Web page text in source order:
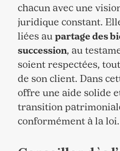
chacun avec une
juridique constant.
liées au partage des
succession, au
soient respectées,
de son client. Dans
offre une aide solide
transition
conformément à la loi.